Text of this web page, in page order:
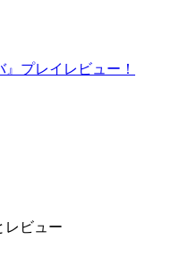
プレイレビュー！
レビュー